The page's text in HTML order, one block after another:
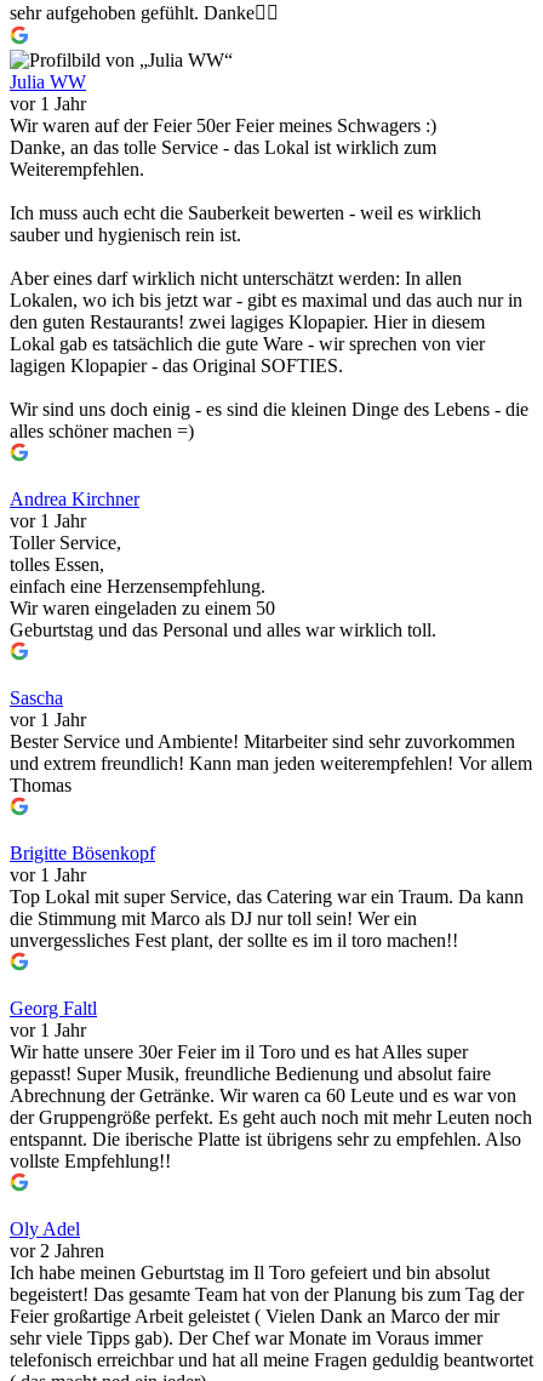
sehr aufgehoben gefühlt. Danke👌🏻
Julia WW
vor 1 Jahr
Wir waren auf der Feier 50er Feier meines Schwagers :)
Danke, an das tolle Service - das Lokal ist wirklich zum
Weiterempfehlen.
Ich muss auch echt die Sauberkeit bewerten - weil es wirklich
sauber und hygienisch rein ist.
Aber eines darf wirklich nicht unterschätzt werden: In allen
Lokalen, wo ich bis jetzt war - gibt es maximal und das auch nur in
den guten Restaurants! zwei lagiges Klopapier. Hier in diesem
Lokal gab es tatsächlich die gute Ware - wir sprechen von vier
lagigen Klopapier - das Original SOFTIES.
Wir sind uns doch einig - es sind die kleinen Dinge des Lebens - die
alles schöner machen =)
Andrea Kirchner
vor 1 Jahr
Toller Service,
tolles Essen,
einfach eine Herzensempfehlung.
Wir waren eingeladen zu einem 50
Geburtstag und das Personal und alles war wirklich toll.
Sascha
vor 1 Jahr
Bester Service und Ambiente! Mitarbeiter sind sehr zuvorkommen
und extrem freundlich! Kann man jeden weiterempfehlen! Vor allem
Thomas
Brigitte Bösenkopf
vor 1 Jahr
Top Lokal mit super Service, das Catering war ein Traum. Da kann
die Stimmung mit Marco als DJ nur toll sein! Wer ein
unvergessliches Fest plant, der sollte es im il toro machen!!
Georg Faltl
vor 1 Jahr
Wir hatte unsere 30er Feier im il Toro und es hat Alles super
gepasst! Super Musik, freundliche Bedienung und absolut faire
Abrechnung der Getränke. Wir waren ca 60 Leute und es war von
der Gruppengröße perfekt. Es geht auch noch mit mehr Leuten noch
entspannt. Die iberische Platte ist übrigens sehr zu empfehlen. Also
vollste Empfehlung!!
Oly Adel
vor 2 Jahren
Ich habe meinen Geburtstag im Il Toro gefeiert und bin absolut
begeistert! Das gesamte Team hat von der Planung bis zum Tag der
Feier großartige Arbeit geleistet ( Vielen Dank an Marco der mir
sehr viele Tipps gab). Der Chef war Monate im Voraus immer
telefonisch erreichbar und hat all meine Fragen geduldig beantwortet